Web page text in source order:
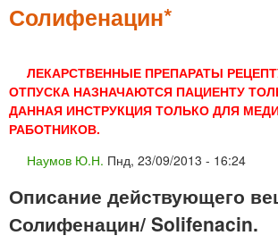
Солифенацин*
ЛЕКАРСТВЕННЫЕ ПРЕПАРАТЫ
ОТПУСКА НАЗНАЧАЮТСЯ ПАЦИЕНТУ
ДАННАЯ ИНСТРУКЦИЯ ТОЛЬКО ДЛЯ
РАБОТНИКОВ.
Наумов Ю.Н. Пнд, 23/09/2013 - 16:24
Описание действующего
Солифенацин/ Solifenacin.